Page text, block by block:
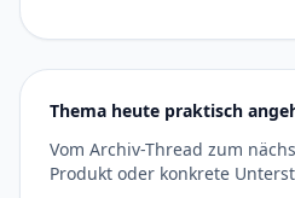
Thema heute praktisch
Vom Archiv-Thread zum
Produkt oder konkrete